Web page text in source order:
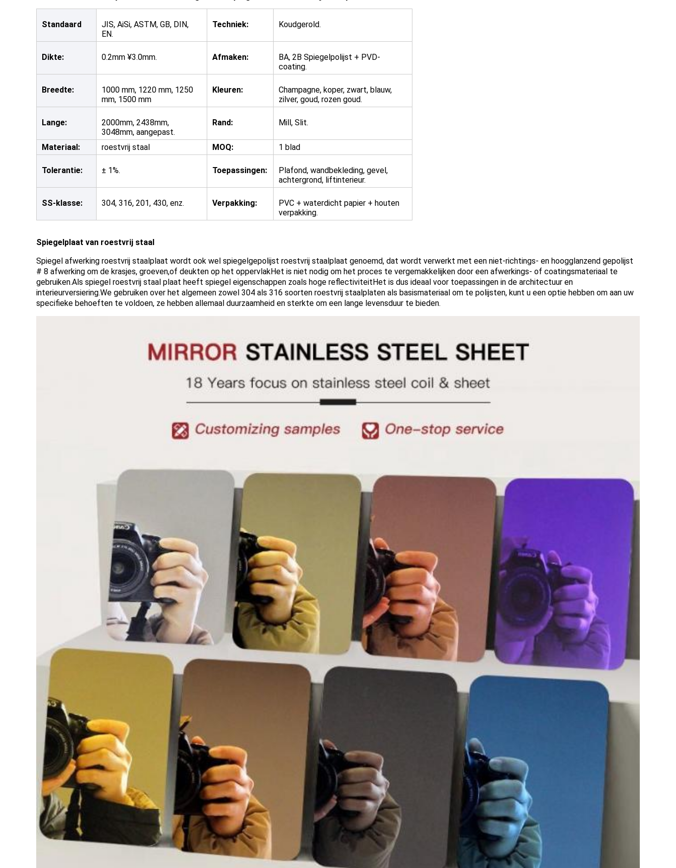
Standaard
JIS, AiSi, ASTM, GB, DIN,
EN.
Techniek: Koudgerold.
Dikte: 0.2mm ¥3.0mm. Afmaken:
BA, 2B Spiegelpolijst + PVD-
coating.
Breedte:
1000 mm, 1220 mm, 1250
mm, 1500 mm
Kleuren:
Champagne, koper, zwart, blauw,
zilver, goud, rozen goud.
Lange:
2000mm, 2438mm,
3048mm, aangepast.
Rand: Mill, Slit.
Materiaal: roestvrij staal MOQ: 1 blad
Tolerantie: ± 1%. Toepassingen:
Plafond, wandbekleding, gevel,
achtergrond, liftinterieur.
SS-klasse: 304, 316, 201, 430, enz. Verpakking:
PVC + waterdicht papier + houten
verpakking.
Spiegelplaat van roestvrij staal
Spiegel afwerking roestvrij staalplaat wordt ook wel spiegelgepolijst roestvrij staalplaat genoemd, dat wordt verwerkt met een niet-richtings- en hoogglanzend gepolijst
# 8 afwerking om de krasjes, groeven,of deukten op het oppervlakHet is niet nodig om het proces te vergemakkelijken door een afwerkings- of coatingsmateriaal te
gebruiken.Als spiegel roestvrij staal plaat heeft spiegel eigenschappen zoals hoge reflectiviteitHet is dus ideaal voor toepassingen in de architectuur en
interieurversiering.We gebruiken over het algemeen zowel 304 als 316 soorten roestvrij staalplaten als basismateriaal om te polijsten, kunt u een optie hebben om aan uw
specifieke behoeften te voldoen, ze hebben allemaal duurzaamheid en sterkte om een lange levensduur te bieden.